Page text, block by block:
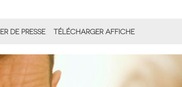
DE PRESSE TÉLÉCHARGER AFFICHE